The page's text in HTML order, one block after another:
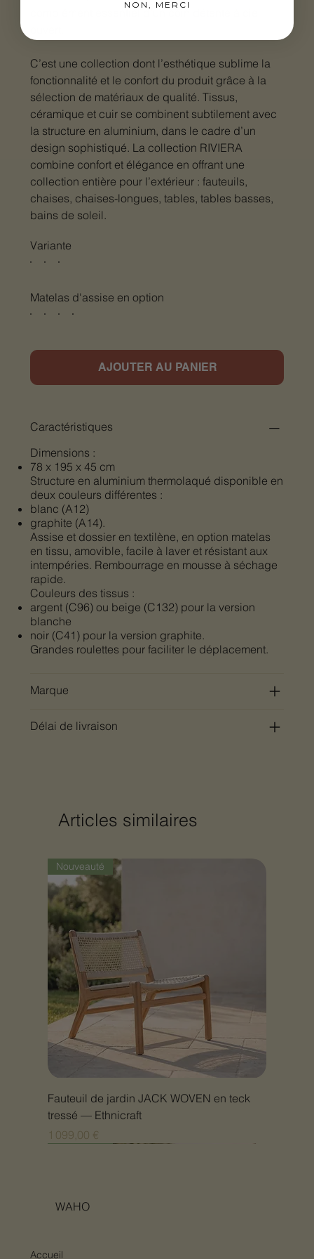
complément essentiel d’un coin détente à ciel
C’est une collection dont l’esthétique sublime la
fonctionnalité et le confort du produit grâce à la
sélection de matériaux de qualité. Tissus,
céramique et cuir se combinent subtilement avec
la structure en aluminium, dans le cadre d’un
design sophistiqué. La collection RIVIERA
combine confort et élégance en offrant une
collection entière pour l’extérieur : fauteuils,
chaises, chaises-longues, tables, tables basses,
bains de soleil.
Variante
Matelas d'assise en option
AJOUTER AU PANIER
Caractéristiques
Dimensions :
78 x 195 x 45 cm
Structure en aluminium thermolaqué disponible en
deux couleurs différentes :
blanc (A12)
graphite (A14).
Assise et dossier en textilène, en option matelas
en tissu, amovible, facile à laver et résistant aux
intempéries. Rembourrage en mousse à séchage
rapide.
Couleurs des tissus :
argent (C96) ou beige (C132) pour la version
blanche
noir (C41) pour la version graphite.
Grandes roulettes pour faciliter le déplacement.
Marque
Délai de livraison
Articles similaires
Nouveauté
Fauteuil de jardin JACK WOVEN en teck
tressé — Ethnicraft
Prix
1 099,00 €
WAHO
Accueil
NON, MERCI